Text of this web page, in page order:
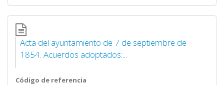
Acta del ayuntamiento de 7 de septiembre de
1854. Acuerdos adoptados:...
Código de referencia